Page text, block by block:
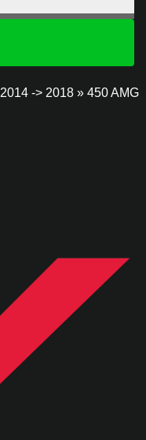
2014 -> 2018 » 450 AMG